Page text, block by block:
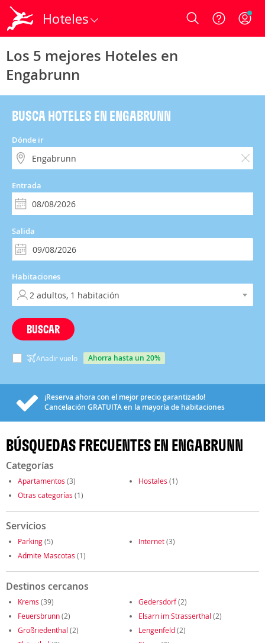
Hoteles Login
Los 5 mejores Hoteles en
Engabrunn
BUSCA HOTELES EN ENGABRUNN
Dónde ir
Entrada
Salida
Habitaciones
BUSCAR
Añadir vuelo ahorra hasta un 20%
¡Reserva ahora con el mejor precio garantizado!
Cancelación GRATUITAen la mayoría de habitaciones
BÚSQUEDAS FRECUENTES EN ENGABRUNN
Categorías
Apartamentos (3) Hostales (1)
Otras categorías (1)
Servicios
Parking(5) Internet(3)
Admite Mascotas (1)
Destinos cercanos
Krems (39) Gedersdorf(2)
Feuersbrunn(2) Elsarn im Strasserthal (2)
Großriedenthal (2) Lengenfeld(2)